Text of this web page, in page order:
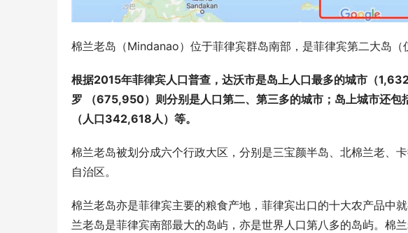
棉兰老岛（Mindanao）位于菲律宾群岛南部，是菲律宾第二大岛（
根据2015年菲律宾人口普查，达沃市是岛上人口最多的城市（
罗 （675,950）则分别是人口第二、第三多的城市；岛上城市还
（人口342,618人）等。
棉兰老岛被划分成六个行政大区，分别是三宝颜半岛、北棉兰老、
自治区。
棉兰老岛亦是菲律宾主要的粮食产地，菲律宾出口的十大农产品中
兰老岛是菲律宾南部最大的岛屿，亦是世界人口第八多的岛屿。棉